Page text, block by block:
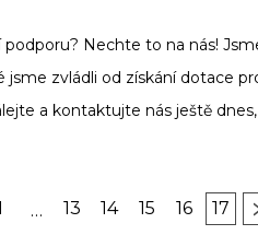
Nechte to na nás!
zvládli od získání dotace
a kontaktujte nás ještě
… 13 14 15 16 17